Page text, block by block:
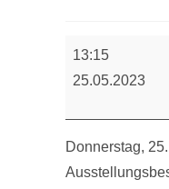
Kultur
13:15
25.05.2023
Donnerstag,